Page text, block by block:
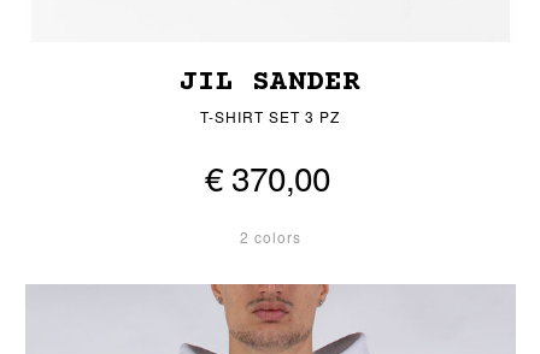
JIL SANDER
T-SHIRT SET 3 PZ
€ 370,00
2 colors